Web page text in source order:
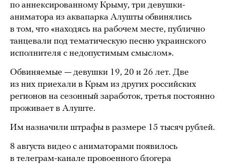
по аннексированному Крыму, три девушки-
аниматора из аквапарка Алушты обвинялись
в том, что «находясь на рабочем месте, публично
танцевали под тематическую песню украинского
исполнителя с недопустимым смыслом».
Обвиняемые — девушки 19, 20 и 26 лет. Две
из них приехали в Крым из других российских
регионов на сезонный заработок, третья постоянно
проживает в Алуште.
Им назначили штрафы в размере 15 тысяч рублей.
8 августа видео с аниматорами появилось
в телеграм-канале провоенного блогера